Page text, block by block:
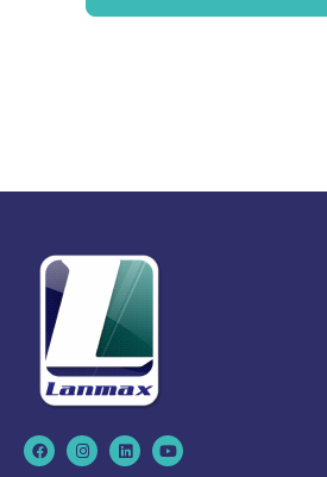
F
a
c
I
n
s
L
i
n
Y
o
u